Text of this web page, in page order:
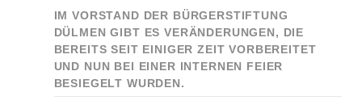
IM VORSTAND DER BÜRGERSTIFTUNG
DÜLMEN GIBT ES VERÄNDERUNGEN, DIE
BEREITS SEIT EINIGER ZEIT VORBEREITET
UND NUN BEI EINER INTERNEN FEIER
BESIEGELT WURDEN.